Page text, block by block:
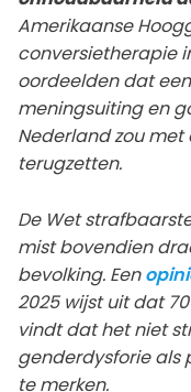
Amerikaanse
conversietherapie
oordeelden dat
meningsuiting en
Nederland zou
terugzetten.
De Wet
mist bovendien
bevolking. Een
2025 wijst uit dat
vindt dat het niet
genderdysforie als
te merken.